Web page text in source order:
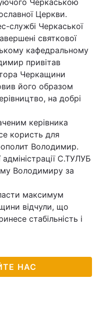
Черкаською
Церкви.
службі Черкаської
святкової
кафедральному
привітав
Черкащини
його образом
на добрі
керівника
користь для
Володимир.
С.ТУЛУБ
Володимиру за
максимум
відчули, що
стабільність і
НАС